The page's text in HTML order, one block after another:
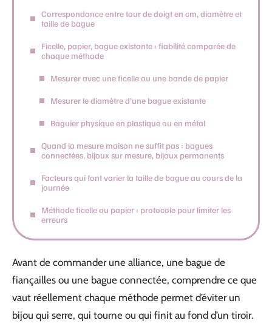
Correspondance entre tour de doigt en cm, diamètre et
taille de bague
Ficelle, papier, bague existante : fiabilité comparée de
chaque méthode
Mesurer avec une ficelle ou une bande de papier
Mesurer le diamètre d’une bague existante
Baguier physique en plastique ou en métal
Quand la mesure maison ne suffit pas : bagues
connectées, bijoux sur mesure, bijoux permanents
Facteurs qui font varier la taille de bague au cours de la
journée
Méthode ficelle ou papier : protocole pour limiter les
erreurs
Avant de commander une alliance, une bague de
fiançailles ou une bague connectée, comprendre ce que
vaut réellement chaque méthode permet d’éviter un
bijou qui serre, qui tourne ou qui finit au fond d’un tiroir.